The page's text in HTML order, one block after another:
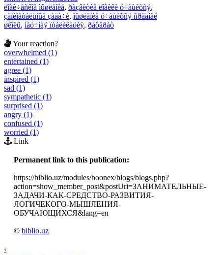
ëîãè÷åñêîå ìûøëåíèå, ðàçâèòèå ëîãèêè ó÷àùèõñÿ,
çàíèìàòåëüíûå çàäà÷è, ìûøëåíèå ó÷àùèõñÿ ñðåäíåé
øêîëû, íàó÷íàÿ ïóáëèêàöèÿ, ðåôåðàò
Your reaction?
overwhelmed (1)
entertained (1)
agree (1)
inspired (1)
sad (1)
sympathetic (1)
surprised (1)
angry (1)
confused (1)
worried (1)
Link
Permanent link to this publication:
https://biblio.uz/modules/boonex/blogs/blogs.php?
action=show_member_post&postUri=ЗАНИМАТЕЛЬНЫЕ-
ЗАДАЧИ-КАК-СРЕДСТВО-РАЗВИТИЯ-
ЛОГИЧЕКОГО-МЫШЛЕНИЯ-
ОБУЧАЮЩИХСЯ&lang=en
© biblio.uz
‹